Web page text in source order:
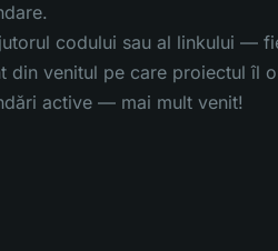
codului sau al linkului —
din venitul pe care proiectul îl
active — mai mult venit!